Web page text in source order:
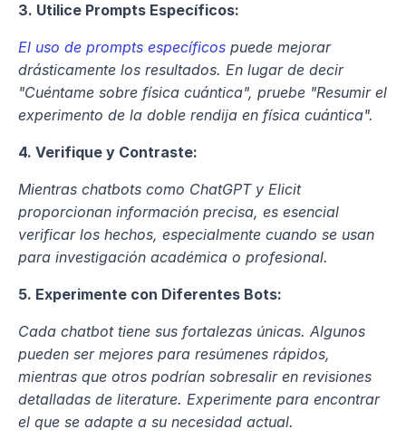
3. Utilice Prompts Específicos:
El uso de prompts específicos puede mejorar
drásticamente los resultados. En lugar de decir
"Cuéntame sobre física cuántica", pruebe "Resumir el
experimento de la doble rendija en física cuántica".
4. Verifique y Contraste:
Mientras chatbots como ChatGPT y Elicit
proporcionan información precisa, es esencial
verificar los hechos, especialmente cuando se usan
para investigación académica o profesional.
5. Experimente con Diferentes Bots:
Cada chatbot tiene sus fortalezas únicas. Algunos
pueden ser mejores para resúmenes rápidos,
mientras que otros podrían sobresalir en revisiones
detalladas de literature. Experimente para encontrar
el que se adapte a su necesidad actual.